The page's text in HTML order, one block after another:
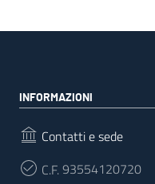
INFORMAZIONI
Contatti e sede
C.F.93554120720